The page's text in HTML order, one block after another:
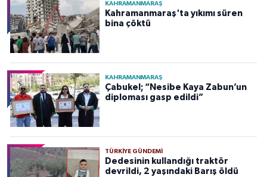
KAHRAMANMARAŞ
Kahramanmaraş'ta yıkımı süren
bina çöktü
KAHRAMANMARAŞ
Çabukel; “Nesibe Kaya Zabun’un
diploması gasp edildi”
TÜRKIYE GÜNDEMI
Dedesinin kullandığı traktör
devrildi, 2 yaşındaki Barış öldü